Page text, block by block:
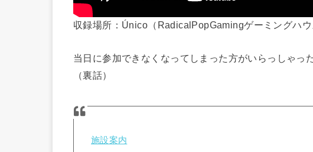
収録場所：Único（RadicalPopGamingゲーミングハウ
当日に参加できなくなってしまった方がいらっしゃっ
（裏話）
施設案内